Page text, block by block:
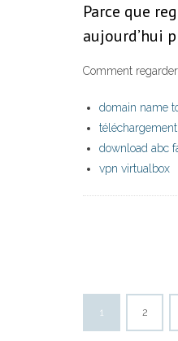
Parce que
aujourd’hui
Comment
domain name
download abc
vpn virtualbox
1 2